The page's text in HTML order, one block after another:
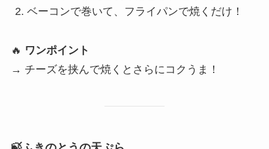
ベーコンで巻いて、フライパンで焼くだけ！
🔥 ワンポイント
→ チーズを挟んで焼くとさらにコクうま！